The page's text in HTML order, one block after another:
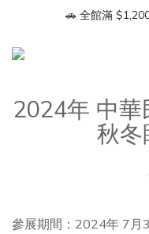
🔥【會員募集】
🚗 全館滿
🔥【會員募集】
2024年 中華
秋冬
參展期間：2024年 7月